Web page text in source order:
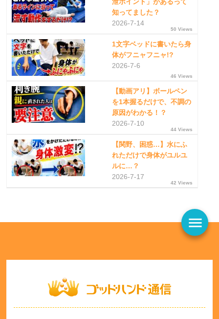
泄ポイント」があるって
知ってました？
2026-7-14
50 Views
1文字ベッドに書いたら身
体がフニャフニャ!?
2026-7-6
46 Views
【動画アリ】ボールペン
を1本握るだけで、不調の
原因がわかる！？
2026-7-10
44 Views
【関野、困惑…】水にふ
れただけで身体がユルユ
ルに…？
2026-7-17
42 Views
menu